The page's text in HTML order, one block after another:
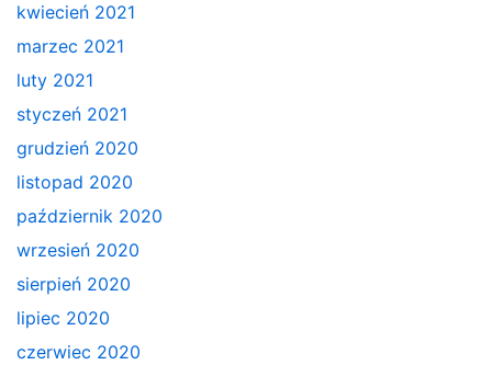
kwiecień 2021
marzec 2021
luty 2021
styczeń 2021
grudzień 2020
listopad 2020
październik 2020
wrzesień 2020
sierpień 2020
lipiec 2020
czerwiec 2020